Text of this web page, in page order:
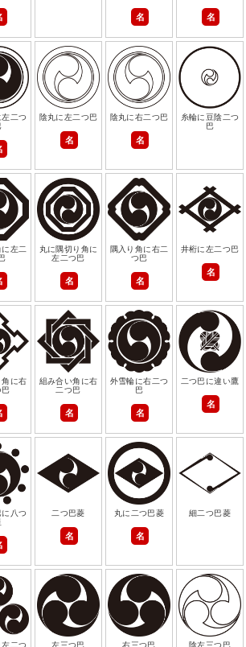
名 名
二つ
陰丸に左二つ巴
名
陰丸に右二つ巴
名
糸輪に豆陰二つ
巴
左二
丸に隅切り角に
左二つ巴
名
隅入り角に右二
つ巴
名
井桁に左二つ巴
名
角に右
巴
組み合い角に右
二つ巴
名
外雪輪に右二つ
巴
名
二つ巴に違い鷹
名
八つ
二つ巴菱
名
丸に二つ巴菱
名
細二つ巴菱
左二つ
左三つ巴 右三つ巴 陰左三つ巴